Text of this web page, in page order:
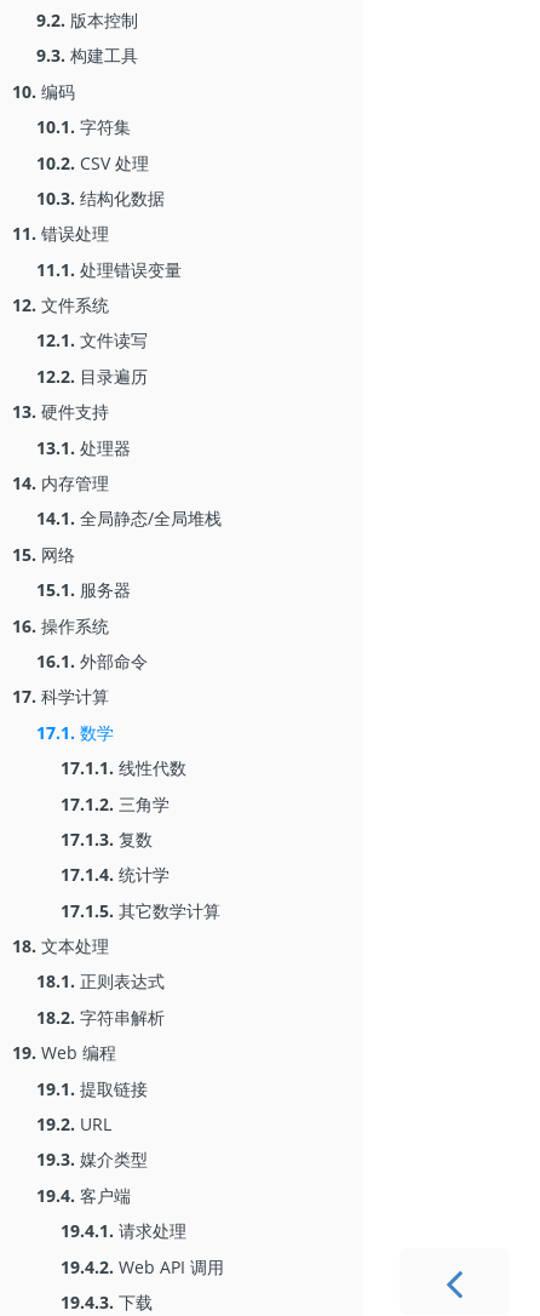
9.2. 版本控制
9.3. 构建工具
10. 编码
10.1. 字符集
10.2. CSV 处理
10.3. 结构化数据
11. 错误处理
11.1. 处理错误变量
12. 文件系统
12.1. 文件读写
12.2. 目录遍历
13. 硬件支持
13.1. 处理器
14. 内存管理
14.1. 全局静态/全局堆栈
15. 网络
15.1. 服务器
16. 操作系统
16.1. 外部命令
17. 科学计算
17.1. 数学
17.1.1. 线性代数
17.1.2. 三角学
17.1.3. 复数
17.1.4. 统计学
17.1.5. 其它数学计算
18. 文本处理
18.1. 正则表达式
18.2. 字符串解析
19. Web 编程
19.1. 提取链接
19.2. URL
19.3. 媒介类型
19.4. 客户端
19.4.1. 请求处理
19.4.2. Web API 调用
19.4.3. 下载